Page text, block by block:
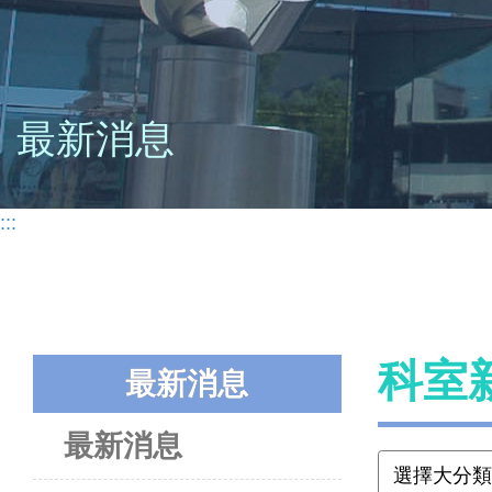
最新消息
:::
最新消息
最新消息
科室